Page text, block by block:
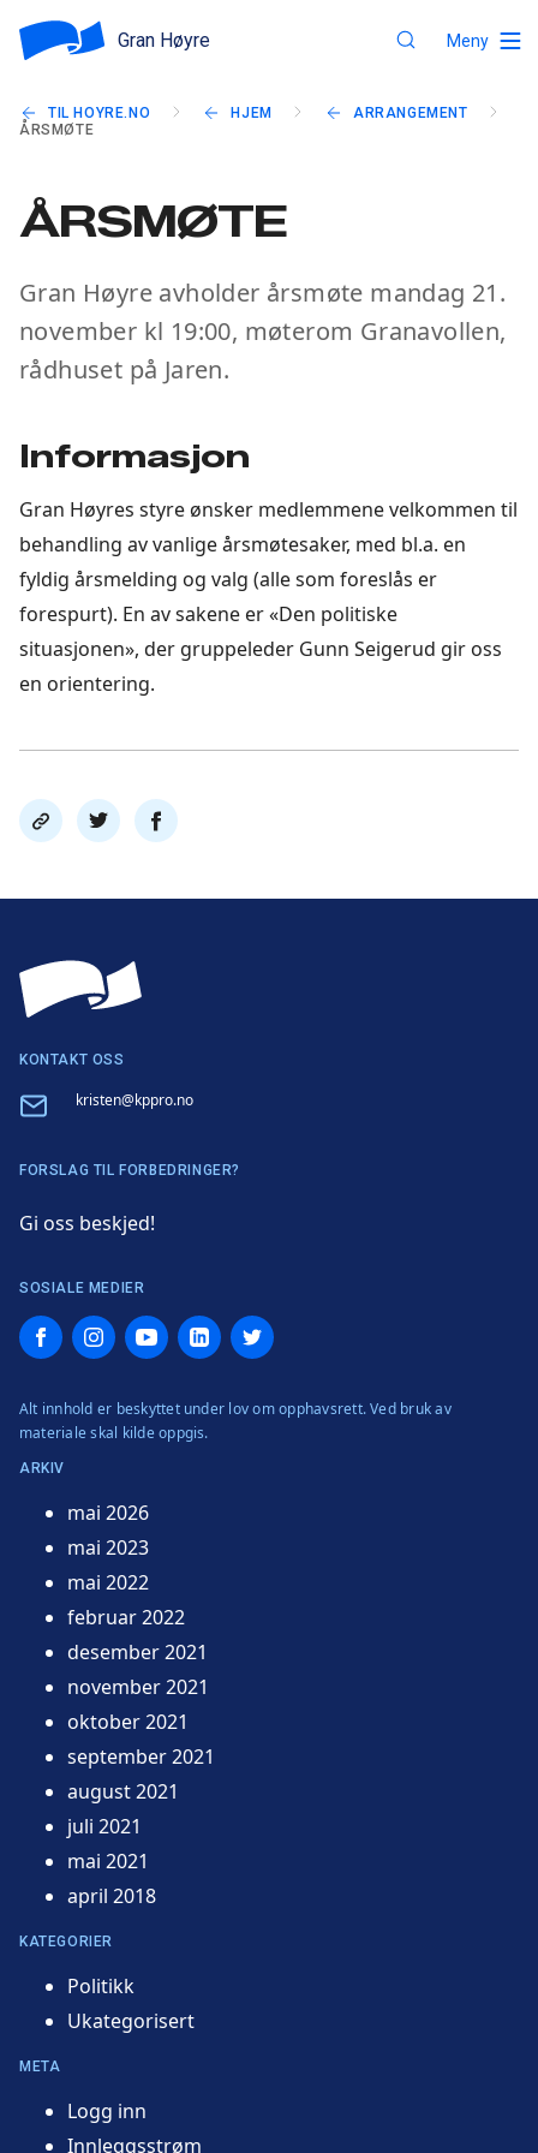
Gran Høyre Meny
TIL HOYRE.NO HJEM
ARRANGEMENT
ÅRSMØTE
ÅRSMØTE
Gran Høyre avholder årsmøte mandag 21.
november kl 19:00, møterom Granavollen,
rådhuset på Jaren.
Informasjon
Gran Høyres styre ønsker medlemmene velkommen til
behandling av vanlige årsmøtesaker, med bl.a. en
fyldig årsmelding og valg (alle som foreslås er
forespurt). En av sakene er «Den politiske
situasjonen», der gruppeleder Gunn Seigerud gir oss
en orientering.
Del
link
Del
på
Del
på
KONTAKT OSS
Email kristen@kppro.no
FORSLAG TIL FORBEDRINGER?
Gi oss beskjed!
SOSIALE MEDIER
FacebookInstagramYouTubeLinkedInTwitter
Alt innhold er beskyttet under lov om opphavsrett. Ved bruk av
materiale skal kilde oppgis.
ARKIV
mai 2026
mai 2023
mai 2022
februar 2022
desember 2021
november 2021
oktober 2021
september 2021
august 2021
juli 2021
mai 2021
april 2018
KATEGORIER
Politikk
Ukategorisert
META
Logg inn
Innleggsstrøm